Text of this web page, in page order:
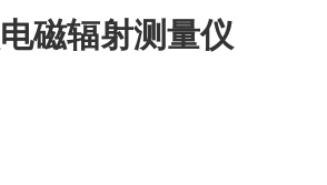
磁辐射测量仪